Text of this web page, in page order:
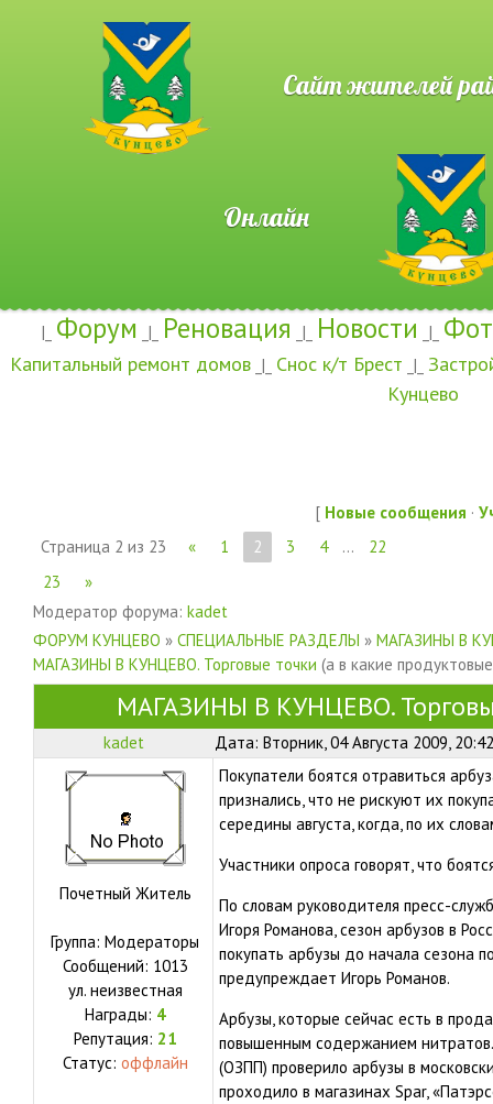
Сайт жителей
Онлайн
|_ Форум _|_ Реновация _|_ Новости _|_
Капитальный ремонт домов _|_ Снос к/т Брест _|_
Кунцево
[ Новые сообщения ·
Страница 2 из 23 « 1 2 3 4 …
22
23
»
Модератор форума: kadet
ФОРУМ КУНЦЕВО » СПЕЦИАЛЬНЫЕ РАЗДЕЛЫ » МАГАЗИНЫ В
МАГАЗИНЫ В КУНЦЕВО. Торговые точки (а в какие
МАГАЗИНЫ В КУНЦЕВО.
kadet Дата: Вторник, 04 Августа 2009,
Почетный Житель
Группа: Модераторы
Сообщений: 1013
ул. неизвестная
Награды: 4
Репутация: 21
Статус: оффлайн
Покупатели боятся отравиться
признались, что не рискуют их
середины августа, когда, по их
Участники опроса говорят, что
По словам руководителя пресс-
Игоря Романова, сезон арбузов в
покупать арбузы до начала сезона
предупреждает Игорь Романов.
Арбузы, которые сейчас есть в
повышенным содержанием
(ОЗПП) проверило арбузы в
проходило в магазинах Spar,